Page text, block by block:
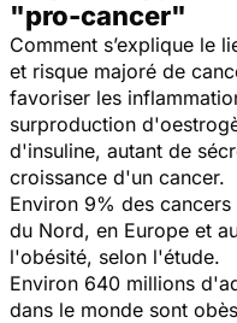
"pro-cancer"
Comment s’explique le
et risque majoré de
favoriser les
surproduction
d'insuline, autant de
croissance d'un cancer.
Environ 9% des
du Nord, en Europe et
l'obésité, selon l'étude.
Environ 640 millions
dans le monde sont